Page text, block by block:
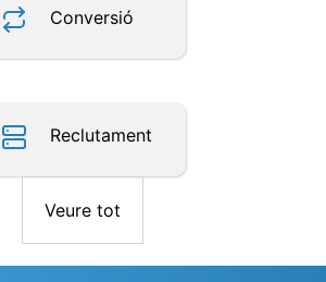
Conversió
Reclutament
Veure tot